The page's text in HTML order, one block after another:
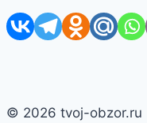
© 2026 tvoj-obzor.ru